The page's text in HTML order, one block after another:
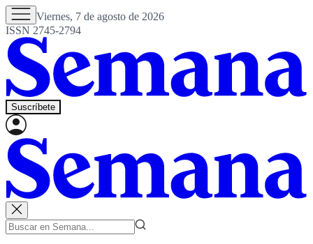
Viernes, 7 de agosto de 2026
ISSN 2745-2794
Suscríbete